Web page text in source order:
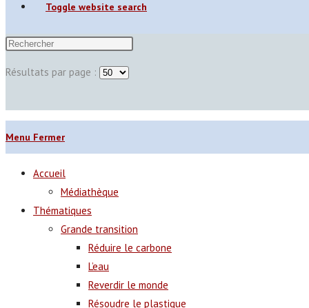
Toggle website search
Résultats par page :
Menu Fermer
Accueil
Médiathèque
Thématiques
Grande transition
Réduire le carbone
L’eau
Reverdir le monde
Résoudre le plastique